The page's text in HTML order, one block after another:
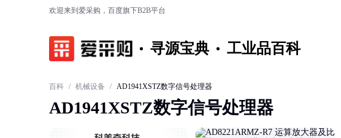
欢迎来到爱采购，百度旗下B2B平台
寻源宝典 工业品百科
百科 / 机械设备 / AD1941XSTZ数字信号处理器
AD1941XSTZ数字信号处理器